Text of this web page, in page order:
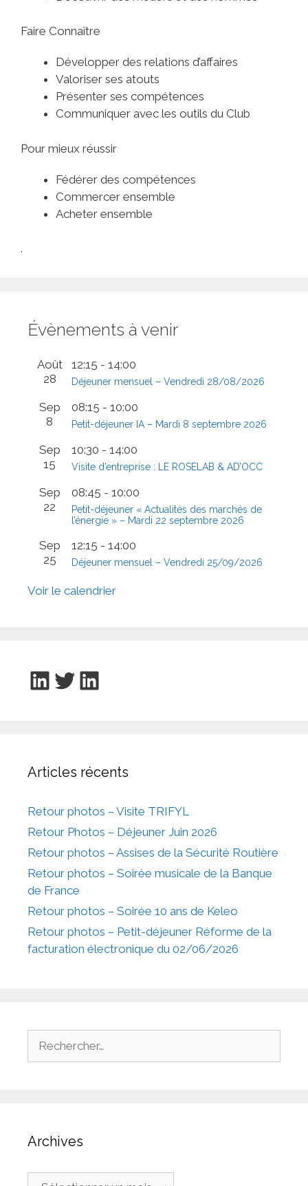
Faire Connaître
Développer des relations d’affaires
Valoriser ses atouts
Présenter ses compétences
Communiquer avec les outils du Club
Pour mieux réussir
Fédérer des compétences
Commercer ensemble
Acheter ensemble
.
Évènements à venir
Août
28
12:15 - 14:00
Déjeuner mensuel – Vendredi 28/08/2026
Sep
8
08:15 - 10:00
Petit-déjeuner IA – Mardi 8 septembre 2026
Sep
15
10:30 - 14:00
Visite d’entreprise : LE ROSELAB & AD’OCC
Sep
22
08:45 - 10:00
Petit-déjeuner « Actualités des marchés de
l’énergie » – Mardi 22 septembre 2026
Sep
25
12:15 - 14:00
Déjeuner mensuel – Vendredi 25/09/2026
Voir le calendrier
LinkedIn
Twitter
LinkedIn
Articles récents
Retour photos – Visite TRIFYL
Retour Photos – Déjeuner Juin 2026
Retour photos – Assises de la Sécurité Routière
Retour photos – Soirée musicale de la Banque
de France
Retour photos – Soirée 10 ans de Keleo
Retour photos – Petit-déjeuner Réforme de la
facturation électronique du 02/06/2026
Archives
Archives